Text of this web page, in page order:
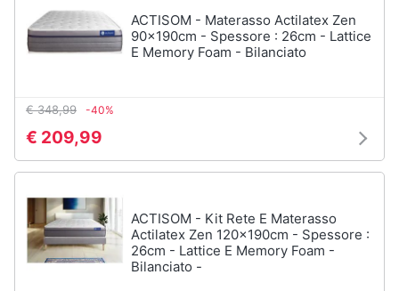
ACTISOM - Materasso Actilatex Zen
90x190cm - Spessore : 26cm - Lattice
E Memory Foam - Bilanciato
€ 348,99 -40%
€ 209,99
ACTISOM - Kit Rete E Materasso
Actilatex Zen 120x190cm - Spessore :
26cm - Lattice E Memory Foam -
Bilanciato -